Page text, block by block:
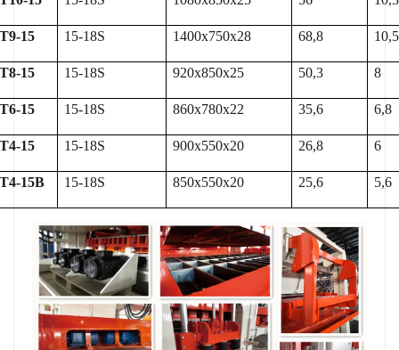
15 15-18S 1400x750x28 68,8 10,5
15 15-18S 920x850x25 50,3 8
15 15-18S 860x780x22 35,6 6,8
15 15-18S 900x550x20 26,8 6
15B 15-18S 850x550x20 25,6 5,6